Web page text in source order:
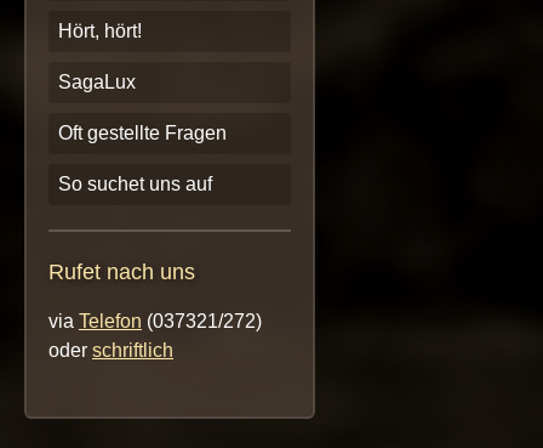
Hört, hört!
SagaLux
Oft gestellte Fragen
So suchet uns auf
Rufet nach uns
via Telefon (037321/272)
oder schriftlich